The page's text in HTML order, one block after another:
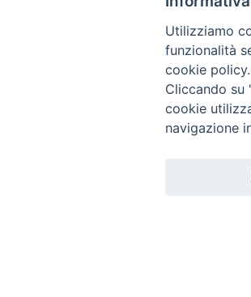
Utilizziamo
funzionalità
cookie policy.
Cliccando su
cookie
navigazione